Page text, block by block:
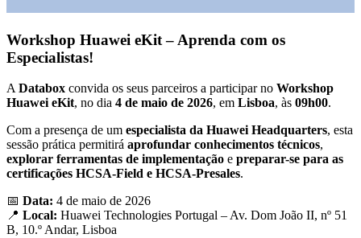
Workshop Huawei eKit – Aprenda com os
Especialistas!
A Databox convida os seus parceiros a participar no Workshop
Huawei eKit, no dia 4 de maio de 2026, em Lisboa, às 09h00.
Com a presença de um especialista da Huawei Headquarters, esta
sessão prática permitirá aprofundar conhecimentos técnicos,
explorar ferramentas de implementação e preparar-se para as
certificações HCSA-Field e HCSA-Presales.
📅 Data: 4 de maio de 2026
📍 Local: Huawei Technologies Portugal – Av. Dom João II, nº 51
B, 10.º Andar, Lisboa